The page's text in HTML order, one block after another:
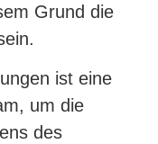
Grund die
ist eine
um die
des